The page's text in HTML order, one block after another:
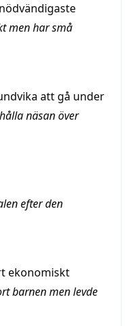
men har små
att gå under
näsan över
efter den
ekonomiskt
barnen men levde